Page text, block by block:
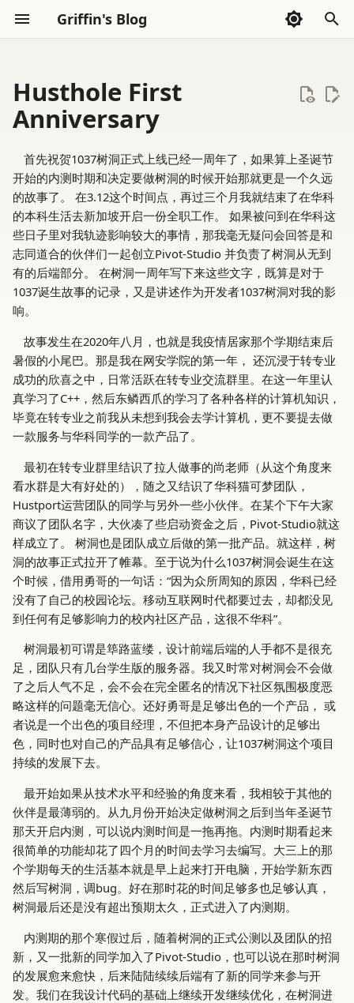
Griffin's Blog
n
a
l
i
z
i
g
s
e
r
c
h
Sections AI Code Agent(Codex)
Archive
2024
2023
2022
Go Language
Haskell
LLVM
Math
Rust
System Concepts
ToBeDone
所有的人与我有关?
我理解的动物保护
我持有的信念
关于慈善
有条件的爱
金钱受限是如何产生右尾剥夺
的
多想如何做，少想要不要做
如何提高认知
金钱，消费与人生目标
思维补丁与缝合
预言未来断言中蕴含的矛盾
干掉利润微薄的业务
和年轻人谈谈 摘要
未来会是什么样的
当收入暂停时
我为什么是基督徒
为什么要投资
DCF 估值方法
国家的“病人”：穷人等待的民
族志描述（中文翻译）
2023年阅读记录
2024年阅读记录
2025年阅读记录
基督教伦理道德1
基督教伦理道德2
基督教伦理道德3
非对称风险: 风险共担，应对
现实世界中的不确定性
市场的逻辑
系统之美
等待、交换与权力：社会系统
中的时间分配（中文翻译）
Generate Contents
Json
Handful Scripts
Zsh Configuration
Husthole First
Anniversary
首先祝贺1037树洞正式上线已经一周年了，如果算上圣诞节
开始的内测时期和决定要做树洞的时候开始那就更是一个久远
的故事了。 在3.12这个时间点，再过三个月我就结束了在华科
的本科生活去新加坡开启一份全职工作。 如果被问到在华科这
些日子里对我轨迹影响较大的事情，那我毫无疑问会回答是和
志同道合的伙伴们一起创立Pivot-Studio 并负责了树洞从无到
有的后端部分。 在树洞一周年写下来这些文字，既算是对于
1037诞生故事的记录，又是讲述作为开发者1037树洞对我的影
响。
故事发生在2020年八月，也就是我疫情居家那个学期结束后
暑假的小尾巴。那是我在网安学院的第一年， 还沉浸于转专业
成功的欣喜之中，日常活跃在转专业交流群里。在这一年里认
真学习了C++，然后东鳞西爪的学习了各种各样的计算机知识，
毕竟在转专业之前我从未想到我会去学计算机，更不要提去做
一款服务与华科同学的一款产品了。
最初在转专业群里结识了拉人做事的尚老师（从这个角度来
看水群是大有好处的），随之又结识了华科猫可梦团队，
Hustport运营团队的同学与另外一些小伙伴。在某个下午大家
商议了团队名字，大伙凑了些启动资金之后，Pivot-Studio就这
样成立了。 树洞也是团队成立后做的第一批产品。就这样，树
洞的故事正式拉开了帷幕。至于说为什么1037树洞会诞生在这
个时候，借用勇哥的一句话：“因为众所周知的原因，华科已经
没有了自己的校园论坛。移动互联网时代都要过去，却都没见
到任何有足够影响力的校内社区产品，这很不华科”。
树洞最初可谓是筚路蓝缕，设计前端后端的人手都不是很充
足，团队只有几台学生版的服务器。我又时常对树洞会不会做
了之后人气不足，会不会在完全匿名的情况下社区氛围极度恶
略这样的问题毫无信心。还好勇哥是足够出色的一个产品， 或
者说是一个出色的项目经理，不但把本身产品设计的足够出
色，同时也对自己的产品具有足够信心，让1037树洞这个项目
持续的发展下去。
最开始如果从技术水平和经验的角度来看，我相较于其他的
伙伴是最薄弱的。从九月份开始决定做树洞之后到当年圣诞节
那天开启内测，可以说内测时间是一拖再拖。内测时期看起来
很简单的功能却花了四个月的时间去学习去编写。大三上的那
个学期每天的生活基本就是早上起来打开电脑，开始学新东西
然后写树洞，调bug。好在那时花的时间足够多也足够认真，
树洞最后还是没有超出预期太久，正式进入了内测期。
内测期的那个寒假过后，随着树洞的正式公测以及团队的招
新，又一批新的同学加入了Pivot-Studio，也可以说在那时树洞
的发展愈来愈快，后来陆陆续续后端有了新的同学来参与开
发。我们在我设计代码的基础上继续开发继续优化，在树洞进